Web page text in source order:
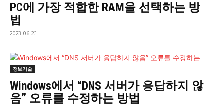
PC에 가장 적합한 RAM을 선택하는 방
법
2023-06-23
정보기술
Windows에서 “DNS 서버가 응답하지 않
음” 오류를 수정하는 방법